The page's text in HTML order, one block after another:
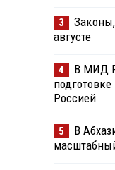
3
августе
4
В МИД
Россией
5
В